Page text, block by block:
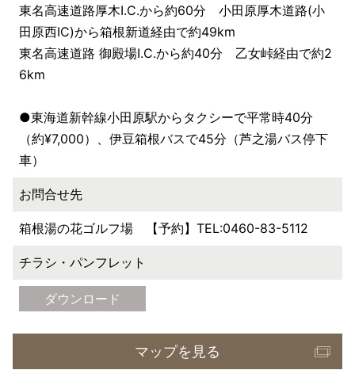
東名高速道路厚木I.C.から約60分 小田原厚木道路(小
田原西IC)から箱根新道経由で約49km
東名高速道路 御殿場I.C.から約40分 乙女峠経由で約2
6km
●東海道新幹線小田原駅からタクシーで平常時40分
（約¥7,000）、伊豆箱根バスで45分（芦之湯バス停下
車）
お問合せ先
箱根湯の花ゴルフ場 【予約】TEL:0460-83-5112
チラシ・パンフレット
ダウンロード
マップを見る